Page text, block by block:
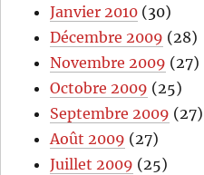
Janvier 2010 (30)
Décembre 2009 (28)
Novembre 2009 (27)
Octobre 2009 (25)
Septembre 2009 (27)
Août 2009 (27)
Juillet 2009 (25)